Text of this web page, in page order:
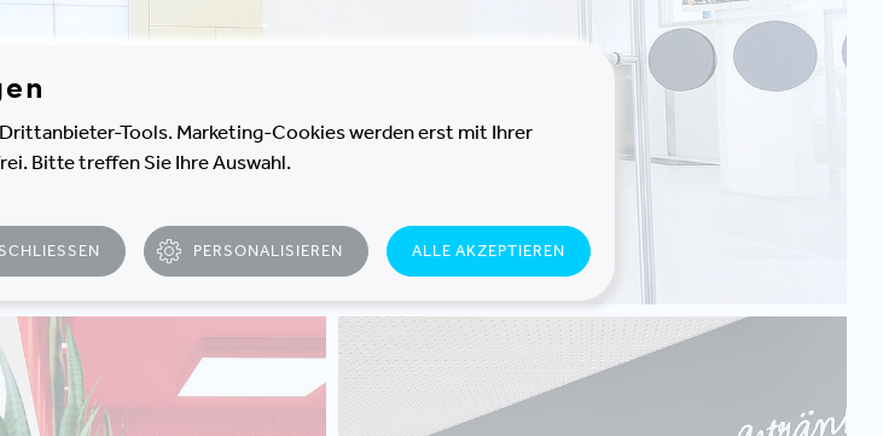
Tools. Marketing-Cookies werden erst mit Ihrer
Bitte treffen Sie Ihre Auswahl.
SCHLIESSEN PERSONALISIEREN ALLE AKZEPTIEREN